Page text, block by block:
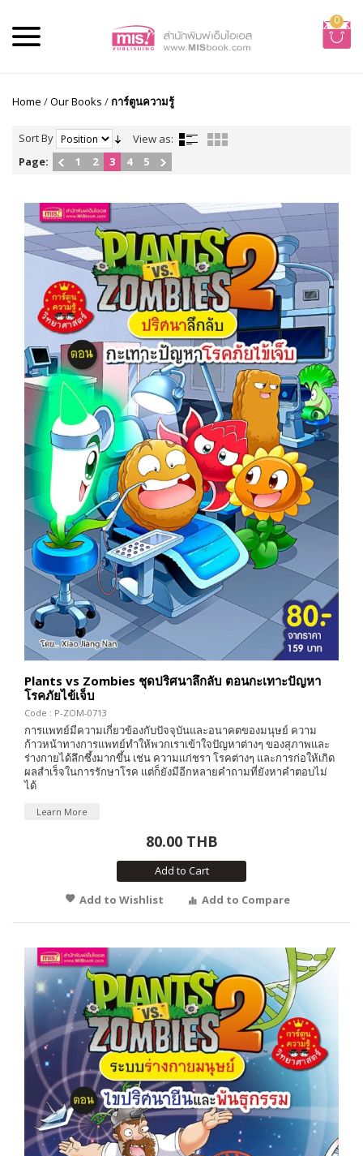
0
Home /Our Books /การ์ตูนความรู้
Sort By
View as:
Page:
1 2 3 4 5
Plants vs Zombies ชุดปริศนาลึกลับ ตอนกะเทาะปัญหา
โรคภัยไข้เจ็บ
Code : P-ZOM-0713
การเเพทย์มีความเกี่ยวข้องกับปัจจุบันและอนาคตของมนุษย์ ความ
ก้าวหน้าทางการแพทย์ทำให้พวกเราเข้าใจปัญหาต่างๆ ของสุภาพและ
ร่างกายได้ลึกซึ้งมากขึ้น เช่น ความแก่ชรา โรคต่างๆ และการก่อให้เกิด
ผลสำเร็จในการรักษาโรค แต่ก็ยังมีอีกหลายคำถามที่ยังหาคำตอบไม่
ได้
Learn More
80.00 THB
Add to Cart
Add to Wishlist
Add to Compare